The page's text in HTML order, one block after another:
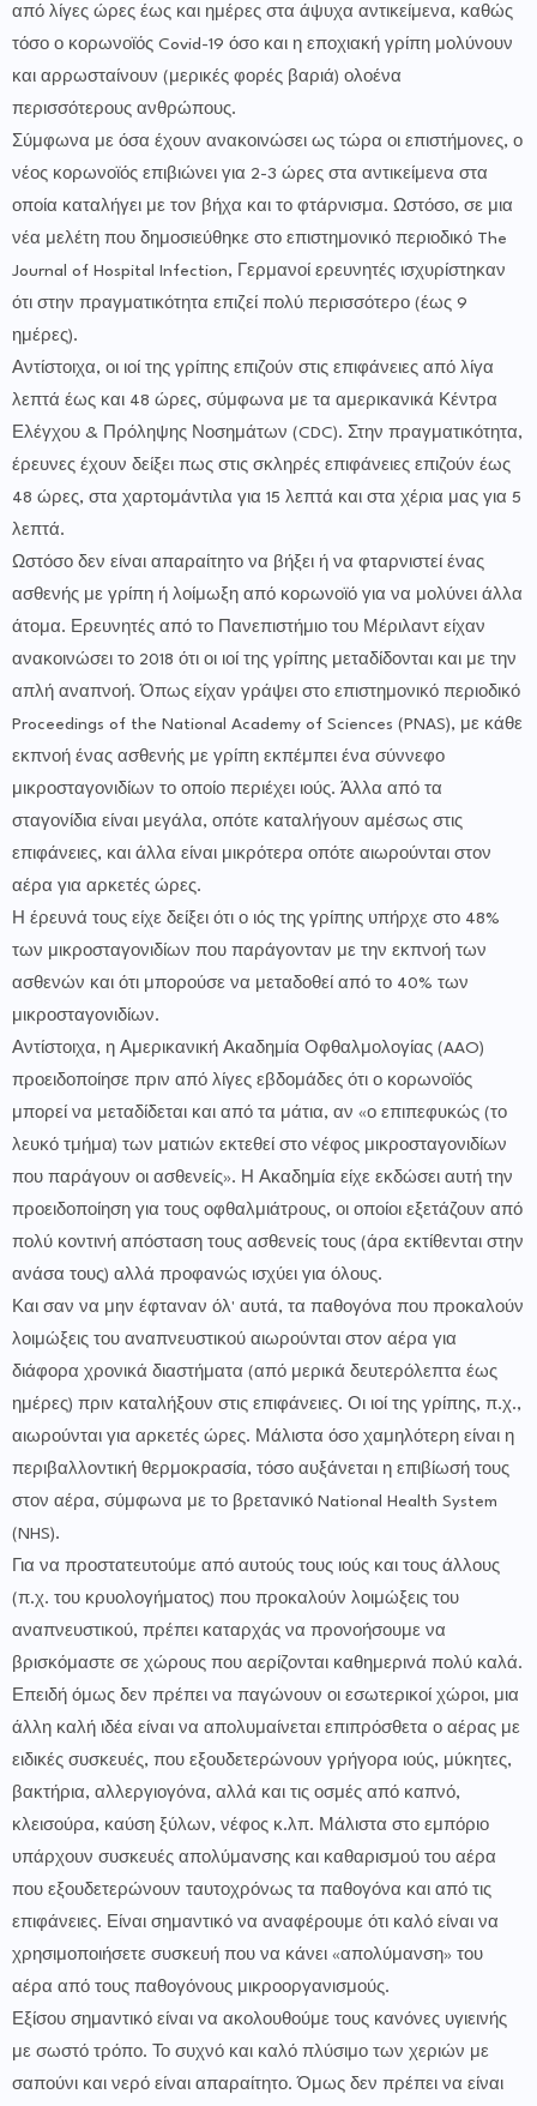
από λίγες ώρες έως και ημέρες στα άψυχα αντικείμενα, καθώς
τόσο ο κορωνοϊός Covid-19 όσο και η εποχιακή γρίπη μολύνουν
και αρρωσταίνουν (μερικές φορές βαριά) ολοένα
περισσότερους ανθρώπους.
Σύμφωνα με όσα έχουν ανακοινώσει ως τώρα οι επιστήμονες, ο
νέος κορωνοϊός επιβιώνει για 2-3 ώρες στα αντικείμενα στα
οποία καταλήγει με τον βήχα και το φτάρνισμα. Ωστόσο, σε μια
νέα μελέτη που δημοσιεύθηκε στο επιστημονικό περιοδικό The
Journal of Hospital Infection, Γερμανοί ερευνητές ισχυρίστηκαν
ότι στην πραγματικότητα επιζεί πολύ περισσότερο (έως 9
ημέρες).
Αντίστοιχα, οι ιοί της γρίπης επιζούν στις επιφάνειες από λίγα
λεπτά έως και 48 ώρες, σύμφωνα με τα αμερικανικά Κέντρα
Ελέγχου & Πρόληψης Νοσημάτων (CDC). Στην πραγματικότητα,
έρευνες έχουν δείξει πως στις σκληρές επιφάνειες επιζούν έως
48 ώρες, στα χαρτομάντιλα για 15 λεπτά και στα χέρια μας για 5
λεπτά.
Ωστόσο δεν είναι απαραίτητο να βήξει ή να φταρνιστεί ένας
ασθενής με γρίπη ή λοίμωξη από κορωνοϊό για να μολύνει άλλα
άτομα. Ερευνητές από το Πανεπιστήμιο του Μέριλαντ είχαν
ανακοινώσει το 2018 ότι οι ιοί της γρίπης μεταδίδονται και με την
απλή αναπνοή. Όπως είχαν γράψει στο επιστημονικό περιοδικό
Proceedings of the National Academy of Sciences (PNAS), με κάθε
εκπνοή ένας ασθενής με γρίπη εκπέμπει ένα σύννεφο
μικροσταγονιδίων το οποίο περιέχει ιούς. Άλλα από τα
σταγονίδια είναι μεγάλα, οπότε καταλήγουν αμέσως στις
επιφάνειες, και άλλα είναι μικρότερα οπότε αιωρούνται στον
αέρα για αρκετές ώρες.
Η έρευνά τους είχε δείξει ότι ο ιός της γρίπης υπήρχε στο 48%
των μικροσταγονιδίων που παράγονταν με την εκπνοή των
ασθενών και ότι μπορούσε να μεταδοθεί από το 40% των
μικροσταγονιδίων.
Αντίστοιχα, η Αμερικανική Ακαδημία Οφθαλμολογίας (AAO)
προειδοποίησε πριν από λίγες εβδομάδες ότι ο κορωνοϊός
μπορεί να μεταδίδεται και από τα μάτια, αν «ο επιπεφυκώς (το
λευκό τμήμα) των ματιών εκτεθεί στο νέφος μικροσταγονιδίων
που παράγουν οι ασθενείς». Η Ακαδημία είχε εκδώσει αυτή την
προειδοποίηση για τους οφθαλμιάτρους, οι οποίοι εξετάζουν από
πολύ κοντινή απόσταση τους ασθενείς τους (άρα εκτίθενται στην
ανάσα τους) αλλά προφανώς ισχύει για όλους.
Και σαν να μην έφταναν όλ' αυτά, τα παθογόνα που προκαλούν
λοιμώξεις του αναπνευστικού αιωρούνται στον αέρα για
διάφορα χρονικά διαστήματα (από μερικά δευτερόλεπτα έως
ημέρες) πριν καταλήξουν στις επιφάνειες. Οι ιοί της γρίπης, π.χ.,
αιωρούνται για αρκετές ώρες. Μάλιστα όσο χαμηλότερη είναι η
περιβαλλοντική θερμοκρασία, τόσο αυξάνεται η επιβίωσή τους
στον αέρα, σύμφωνα με το βρετανικό National Health System
(NHS).
Για να προστατευτούμε από αυτούς τους ιούς και τους άλλους
(π.χ. του κρυολογήματος) που προκαλούν λοιμώξεις του
αναπνευστικού, πρέπει καταρχάς να προνοήσουμε να
βρισκόμαστε σε χώρους που αερίζονται καθημερινά πολύ καλά.
Επειδή όμως δεν πρέπει να παγώνουν οι εσωτερικοί χώροι, μια
άλλη καλή ιδέα είναι να απολυμαίνεται επιπρόσθετα ο αέρας με
ειδικές συσκευές, που εξουδετερώνουν γρήγορα ιούς, μύκητες,
βακτήρια, αλλεργιογόνα, αλλά και τις οσμές από καπνό,
κλεισούρα, καύση ξύλων, νέφος κ.λπ. Μάλιστα στο εμπόριο
υπάρχουν συσκευές απολύμανσης και καθαρισμού του αέρα
που εξουδετερώνουν ταυτοχρόνως τα παθογόνα και από τις
επιφάνειες. Είναι σημαντικό να αναφέρουμε ότι καλό είναι να
χρησιμοποιήσετε συσκευή που να κάνει «απολύμανση» του
αέρα από τους παθογόνους μικροοργανισμούς.
Εξίσου σημαντικό είναι να ακολουθούμε τους κανόνες υγιεινής
με σωστό τρόπο. Το συχνό και καλό πλύσιμο των χεριών με
σαπούνι και νερό είναι απαραίτητο. Όμως δεν πρέπει να είναι